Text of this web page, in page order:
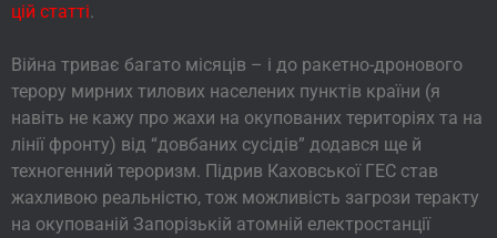
цій статті.
Війна триває багато місяців – і до ракетно-дронового
терору мирних тилових населених пунктів країни (я
навіть не кажу про жахи на окупованих територіях та на
лінії фронту) від “довбаних сусідів” додався ще й
техногенний тероризм. Підрив Каховської ГЕС став
жахливою реальністю, тож можливість загрози теракту
на окупованій Запорізькій атомній електростанції